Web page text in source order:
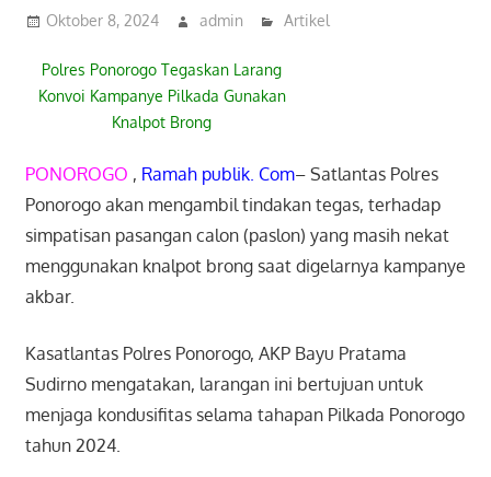
Oktober 8, 2024 admin Artikel
Polres Ponorogo Tegaskan Larang
Konvoi Kampanye Pilkada Gunakan
Knalpot Brong
PONOROGO , Ramah publik. Com– Satlantas Polres
Ponorogo akan mengambil tindakan tegas, terhadap
simpatisan pasangan calon (paslon) yang masih nekat
menggunakan knalpot brong saat digelarnya kampanye
akbar.
Kasatlantas Polres Ponorogo, AKP Bayu Pratama
Sudirno mengatakan, larangan ini bertujuan untuk
menjaga kondusifitas selama tahapan Pilkada Ponorogo
tahun 2024.